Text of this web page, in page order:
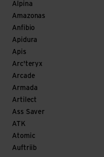
Alpina
Amazonas
Anfibio
Apidura
Apis
Arc'teryx
Arcade
Armada
Artilect
Ass Saver
ATK
Atomic
Auftriib